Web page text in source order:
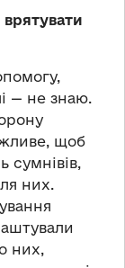
— не знаю.
щоб
сумнівів,
них.
них,